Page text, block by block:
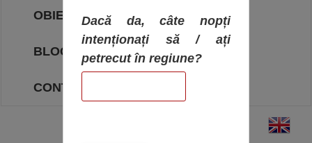
OBIECTIVE
BLOG
CONTACT
Dacă da, câte nopți
intenționați să / ați
petrecut în regiune?